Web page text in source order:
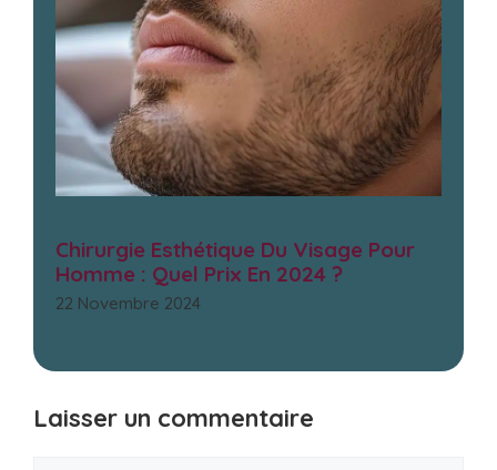
Chirurgie Esthétique Du Visage Pour
Homme : Quel Prix En 2024 ?
22 Novembre 2024
Laisser un commentaire